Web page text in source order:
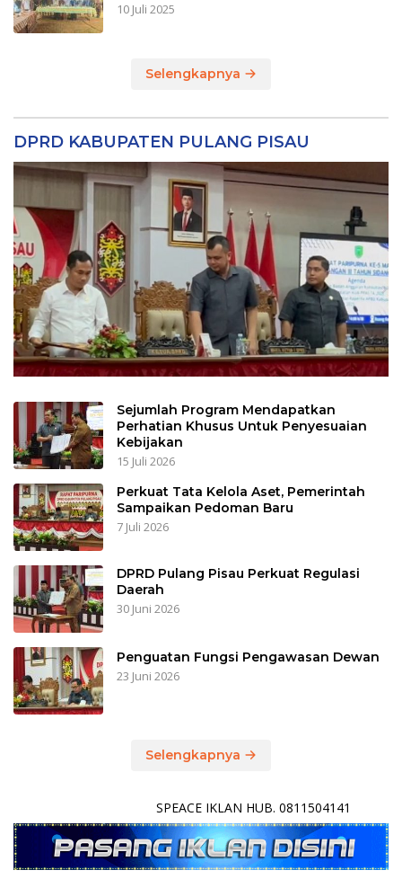
10 Juli 2025
Selengkapnya
DPRD KABUPATEN PULANG PISAU
Sejumlah Program Mendapatkan
Perhatian Khusus Untuk Penyesuaian
Kebijakan
15 Juli 2026
Perkuat Tata Kelola Aset, Pemerintah
Sampaikan Pedoman Baru
7 Juli 2026
DPRD Pulang Pisau Perkuat Regulasi
Daerah
30 Juni 2026
Penguatan Fungsi Pengawasan Dewan
23 Juni 2026
Selengkapnya
SPEACE IKLAN HUB. 0811504141